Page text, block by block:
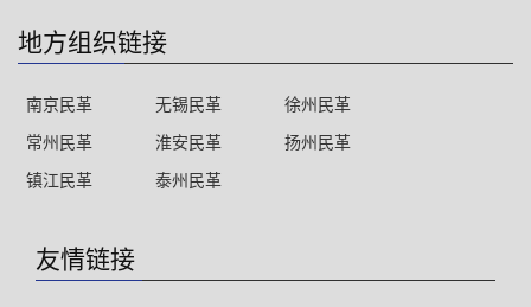
地方组织链接
南京民革 无锡民革
徐州民革
常州民革
淮安民革
扬州民革
镇江民革
泰州民革
友情链接